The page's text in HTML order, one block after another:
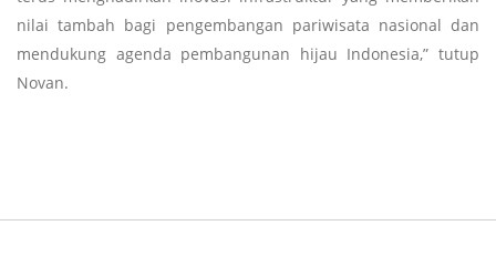
nilai tambah bagi pengembangan pariwisata nasional dan
mendukung agenda pembangunan hijau Indonesia,” tutup
Novan.